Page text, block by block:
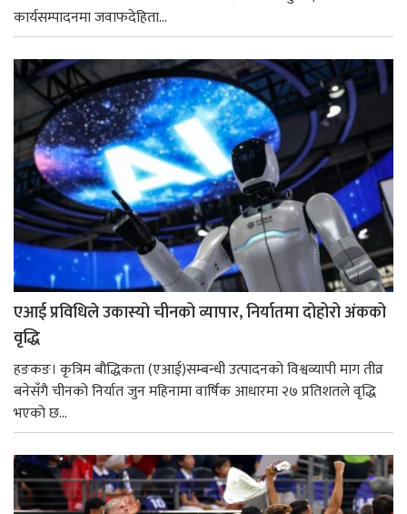
कार्यसम्पादनमा जवाफदेहिता...
एआई प्रविधिले उकास्यो चीनको व्यापार, निर्यातमा दोहोरो अंकको
वृद्धि
हङकङ। कृत्रिम बौद्धिकता (एआई)सम्बन्धी उत्पादनको विश्वव्यापी माग तीव्र
बनेसँगै चीनको निर्यात जुन महिनामा वार्षिक आधारमा २७ प्रतिशतले वृद्धि
भएको छ...